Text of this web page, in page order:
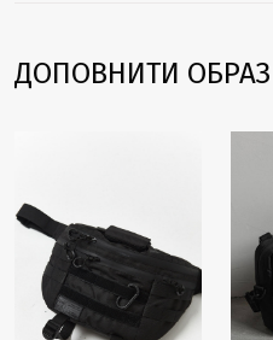
ДОПОВНИТИ ОБРАЗ